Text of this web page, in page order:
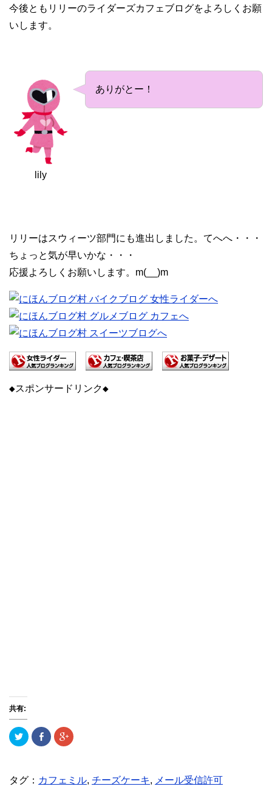
今後ともリリーのライダーズカフェブログをよろしくお願
いします。
lily
ありがとー！
リリーはスウィーツ部門にも進出しました。てへへ・・・
ちょっと気が早いかな・・・
応援よろしくお願いします。m(__)m
◆スポンサードリンク◆
共有:
ク
リ
T
w
F
a
o
k
ク
リ
G
o
タグ： カフェミル, チーズケーキ, メール受信許可